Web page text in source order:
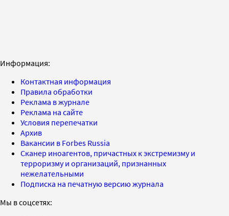
Информация:
Контактная информация
Правила обработки
Реклама в журнале
Реклама на сайте
Условия перепечатки
Архив
Вакансии в Forbes Russia
Сканер иноагентов, причастных к экстремизму и
терроризму и организаций, признанных
нежелательными
Подписка на печатную версию журнала
Мы в соцсетях: